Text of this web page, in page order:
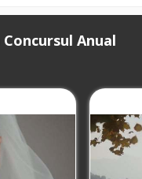
Concursul Anual